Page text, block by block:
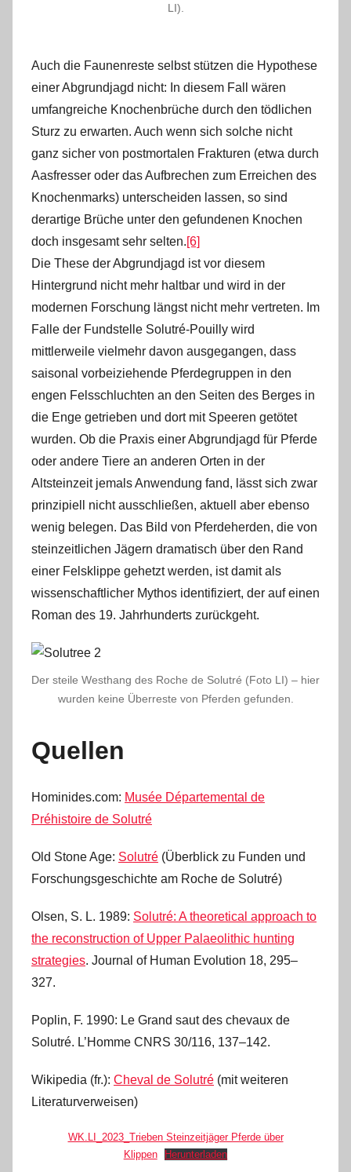
LI).
Auch die Faunenreste selbst stützen die Hypothese
einer Abgrundjagd nicht: In diesem Fall wären
umfangreiche Knochenbrüche durch den tödlichen
Sturz zu erwarten. Auch wenn sich solche nicht
ganz sicher von postmortalen Frakturen (etwa durch
Aasfresser oder das Aufbrechen zum Erreichen des
Knochenmarks) unterscheiden lassen, so sind
derartige Brüche unter den gefundenen Knochen
doch insgesamt sehr selten.[6]
Die These der Abgrundjagd ist vor diesem
Hintergrund nicht mehr haltbar und wird in der
modernen Forschung längst nicht mehr vertreten. Im
Falle der Fundstelle Solutré-Pouilly wird
mittlerweile vielmehr davon ausgegangen, dass
saisonal vorbeiziehende Pferdegruppen in den
engen Felsschluchten an den Seiten des Berges in
die Enge getrieben und dort mit Speeren getötet
wurden. Ob die Praxis einer Abgrundjagd für Pferde
oder andere Tiere an anderen Orten in der
Altsteinzeit jemals Anwendung fand, lässt sich zwar
prinzipiell nicht ausschließen, aktuell aber ebenso
wenig belegen. Das Bild von Pferdeherden, die von
steinzeitlichen Jägern dramatisch über den Rand
einer Felsklippe gehetzt werden, ist damit als
wissenschaftlicher Mythos identifiziert, der auf einen
Roman des 19. Jahrhunderts zurückgeht.
Der steile Westhang des Roche de Solutré (Foto LI) – hier
wurden keine Überreste von Pferden gefunden.
Quellen
Hominides.com: Musée Départemental de
Préhistoire de Solutré
Old Stone Age: Solutré (Überblick zu Funden und
Forschungsgeschichte am Roche de Solutré)
Olsen, S. L. 1989: Solutré: A theoretical approach to
the reconstruction of Upper Palaeolithic hunting
strategies. Journal of Human Evolution 18, 295‒
327.
Poplin, F. 1990: Le Grand saut des chevaux de
Solutré. L’Homme CNRS 30/116,‎ 137–142.
Wikipedia (fr.): Cheval de Solutré (mit weiteren
Literaturverweisen)
WK.LI_2023_Trieben Steinzeitjäger Pferde über
Klippen
Herunterladen